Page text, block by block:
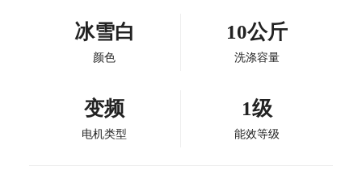
冰雪白
颜色
10公斤
洗涤容量
变频
电机类型
1级
能效等级